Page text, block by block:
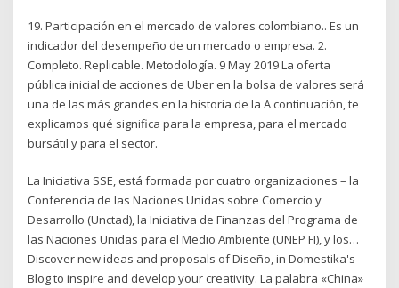
19. Participación en el mercado de valores colombiano.. Es un
indicador del desempeño de un mercado o empresa. 2.
Completo. Replicable. Metodología. 9 May 2019 La oferta
pública inicial de acciones de Uber en la bolsa de valores será
una de las más grandes en la historia de la A continuación, te
explicamos qué significa para la empresa, para el mercado
bursátil y para el sector.
La Iniciativa SSE, está formada por cuatro organizaciones – la
Conferencia de las Naciones Unidas sobre Comercio y
Desarrollo (Unctad), la Iniciativa de Finanzas del Programa de
las Naciones Unidas para el Medio Ambiente (UNEP FI), y los…
Discover new ideas and proposals of Diseño, in Domestika's
Blog to inspire and develop your creativity. La palabra «China»